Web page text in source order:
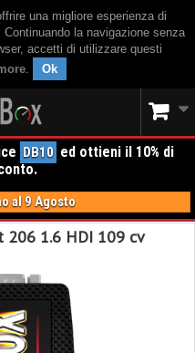
una migliore esperienza di
la navigazione senza
accetti di utilizzare questi
. Ok
DB10 ed ottieni il 10% di
al 9 Agosto
206 1.6 HDI 109 cv